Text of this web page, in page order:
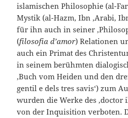
islamischen Philosophie (al-
Mystik (al-Hazm, Ibn ‚Arabi,
für ihn auch in seiner
(filosofia d’amor) Relationen
auch ein Primat des
in seinem berühmten
‚Buch vom Heiden und den
gentil e dels tres savis‘) zum
wurden die Werke des ‚doctor
von der Inquisition verboten.